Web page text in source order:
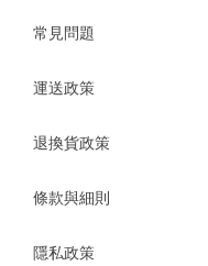
常見問題
運送政策
退換貨政策
條款與細則
隱私政策